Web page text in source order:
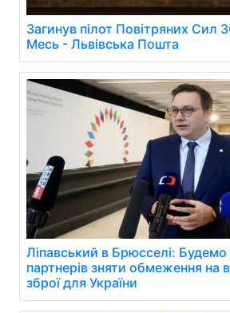
Загинув пілот Повітряних Сил
Месь - Львівська Пошта
Ліпавський в Брюсселі: Будемо
партнерів зняти обмеження на
зброї для України